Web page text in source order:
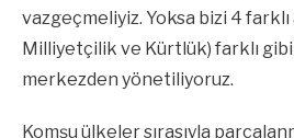
vazgeçmeliyiz. Yoksa bizi 4 farklı
Milliyetçilik ve Kürtlük) farklı
merkezden yönetiliyoruz.
Komşu ülkeler sırasıyla